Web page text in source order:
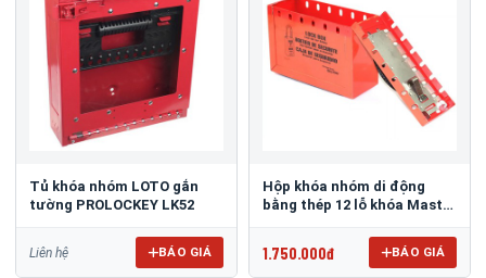
Tủ khóa nhóm LOTO gắn
tường PROLOCKEY LK52
Liên hệ BÁO GIÁ
Hộp khóa nhóm di động
bằng thép 12 lỗ khóa Master
1.750.000đ BÁO GIÁ